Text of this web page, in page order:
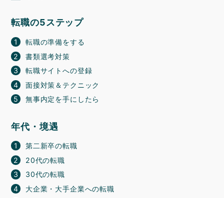
転職の5ステップ
転職の準備をする
書類選考対策
転職サイトへの登録
面接対策＆テクニック
無事内定を手にしたら
年代・境遇
第二新卒の転職
20代の転職
30代の転職
大企業・大手企業への転職